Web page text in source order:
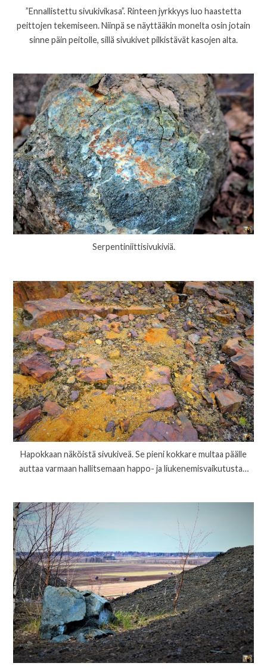
”Ennallistettu sivukivikasa”. Rinteen jyrkkyys luo haastetta
peittojen tekemiseen. Niinpä se näyttääkin monelta osin jotain
sinne päin peitolle, sillä sivukivet pilkistävät kasojen alta.
Serpentiniittisivukiviä.
Hapokkaan näköistä sivukiveä. Se pieni kokkare multaa päälle
auttaa varmaan hallitsemaan happo- ja liukenemisvaikutusta…